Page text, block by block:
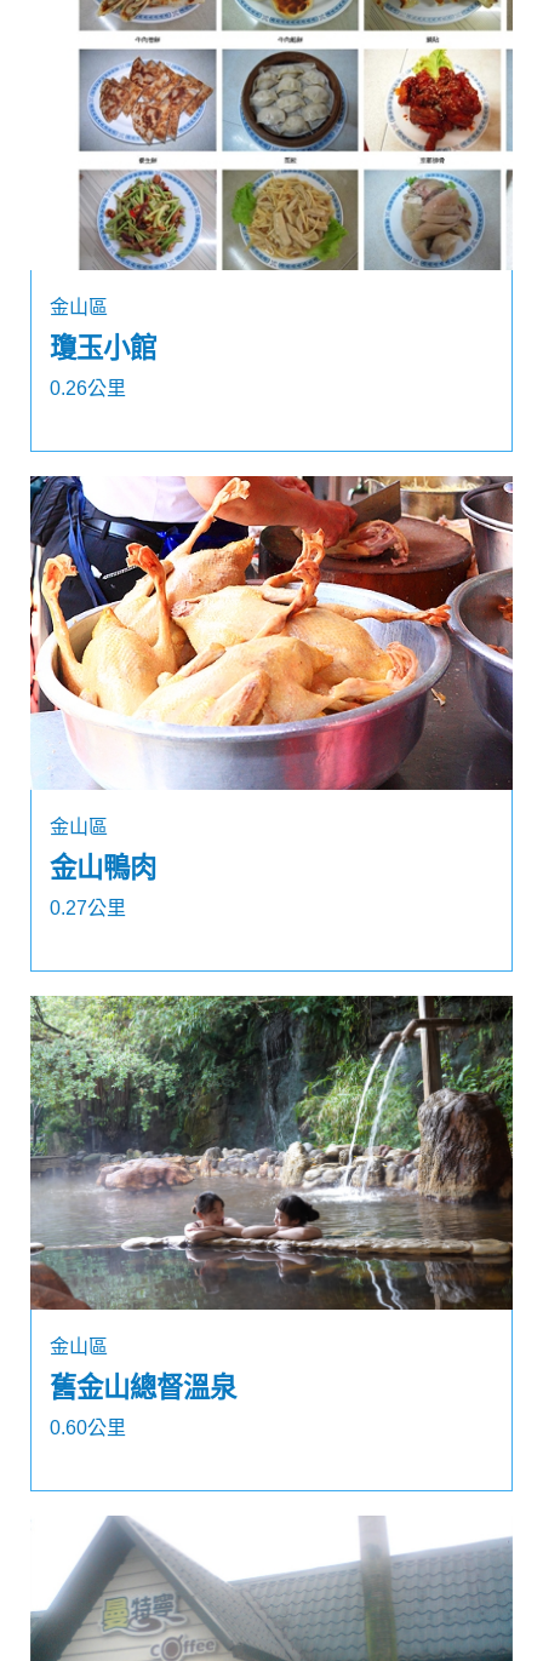
金山區
瓊玉小館
0.26公里
金山區
金山鴨肉
0.27公里
金山區
舊金山總督溫泉
0.60公里